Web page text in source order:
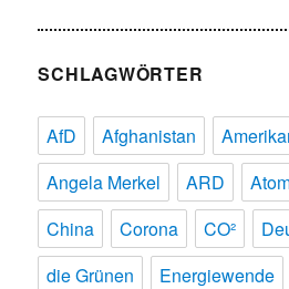
SCHLAGWÖRTER
AfD Afghanistan
Angela Merkel
ARD
China
Corona CO²
die Grünen
Energiewende